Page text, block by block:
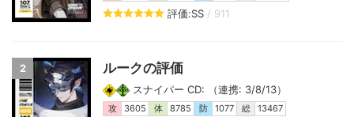
評価:SS / 911
2 ルークの評価
スナイパー CD: （連携: 3/8/13）
攻 3605 体 8785 防 1077 総 13467